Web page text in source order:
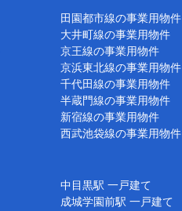
田園都市線の事業用物件
大井町線の事業用物件
京王線の事業用物件
京浜東北線の事業用物件
千代田線の事業用物件
半蔵門線の事業用物件
新宿線の事業用物件
西武池袋線の事業用物件
中目黒駅 一戸建て
成城学園前駅 一戸建て